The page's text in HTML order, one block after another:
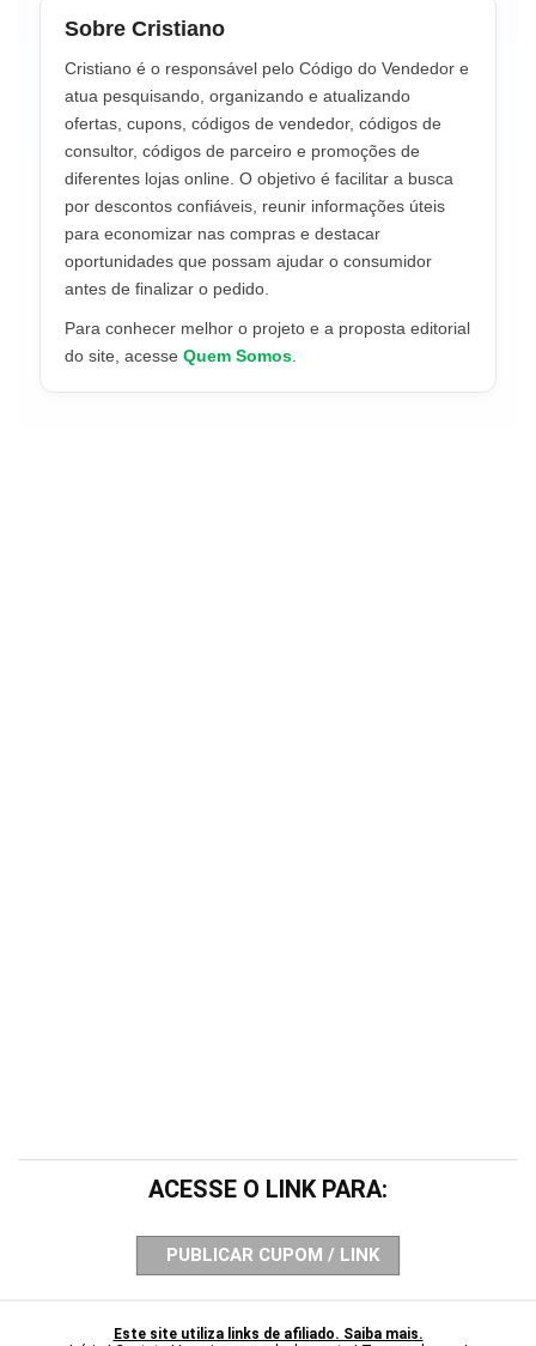
Sobre Cristiano
Cristiano é o responsável pelo Código do Vendedor e
atua pesquisando, organizando e atualizando
ofertas, cupons, códigos de vendedor, códigos de
consultor, códigos de parceiro e promoções de
diferentes lojas online. O objetivo é facilitar a busca
por descontos confiáveis, reunir informações úteis
para economizar nas compras e destacar
oportunidades que possam ajudar o consumidor
antes de finalizar o pedido.
Para conhecer melhor o projeto e a proposta editorial
do site, acesse Quem Somos
ACESSE O LINK PARA:
PUBLICAR CUPOM / LINK
Este site utiliza links de afiliado. Saiba mais.